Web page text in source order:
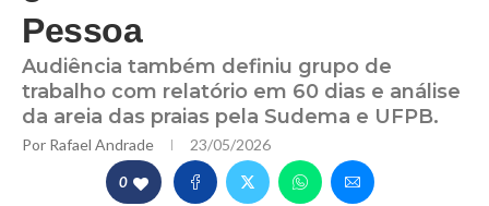
Pessoa
Audiência também definiu grupo de
trabalho com relatório em 60 dias e análise
da areia das praias pela Sudema e UFPB.
Por Rafael Andrade 23/05/2026
0